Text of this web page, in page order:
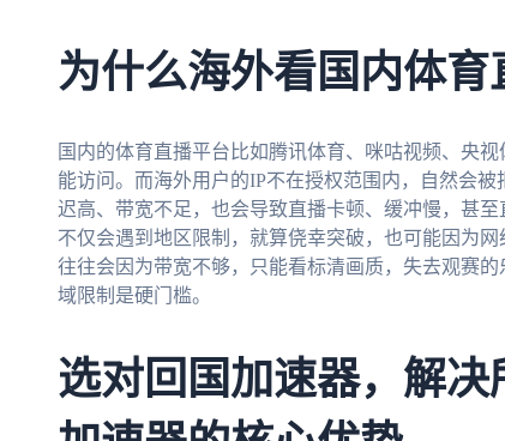
为什么海外看国内体育
国内的体育直播平台比如腾讯体育、咪咕视频、央
能访问。而海外用户的IP不在授权范围内，自然会
迟高、带宽不足，也会导致直播卡顿、缓冲慢，甚
不仅会遇到地区限制，就算侥幸突破，也可能因为
往往会因为带宽不够，只能看标清画质，失去观赛
域限制是硬门槛。
选对回国加速器，解